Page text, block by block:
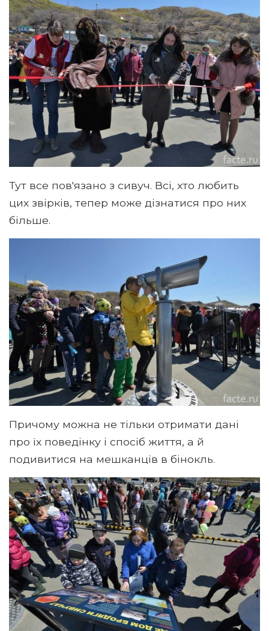
Тут все пов'язано з сивуч. Всі, хто любить
цих звірків, тепер може дізнатися про них
більше.
Причому можна не тільки отримати дані
про їх поведінку і спосіб життя, а й
подивитися на мешканців в бінокль.